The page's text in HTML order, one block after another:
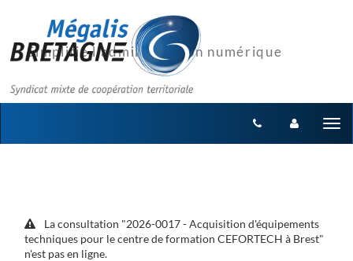
La consultation "2026-0017 - Acquisition d'équipements
techniques pour le centre de formation CEFORTECH à Brest"
n'est pas en ligne.